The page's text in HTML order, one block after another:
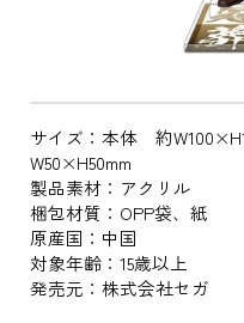
サイズ：本体 約
W50×H50mm
製品素材：アクリル
梱包材質：OPP袋、紙
原産国：中国
対象年齢：15歳以上
発売元：株式会社セガ